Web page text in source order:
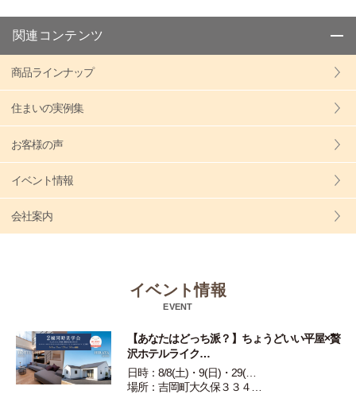
関連コンテンツ
商品ラインナップ
住まいの実例集
お客様の声
イベント情報
会社案内
イベント情報
EVENT
【あなたはどっち派？】ちょうどいい平屋×贅
沢ホテルライク…
日時：8/8(土)・9(日)・29(…
場所：吉岡町大久保３３４…